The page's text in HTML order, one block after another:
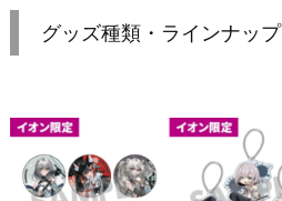
グッズ種類・ラインナップ